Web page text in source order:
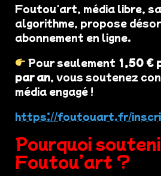
Foutou'art, média libre,
algorithme, propose
abonnement en ligne.
Pour seulement 1,50 €
par an, vous soutenez
média engagé !
https://foutouart.fr/
Pourquoi
Foutou’art ?